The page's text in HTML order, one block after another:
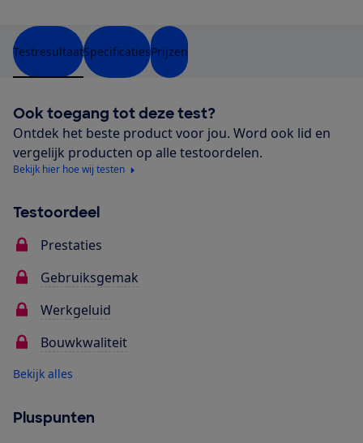
TestresultaatSpecificatiesPrijzen
Ook toegang tot deze test?
Ontdek het beste product voor jou. Word ook lid en
vergelijk producten op alle testoordelen.
Bekijk hier hoe wij testen
Testoordeel
Prestaties
Gebruiksgemak
Werkgeluid
Bouwkwaliteit
Bekijk alles
Pluspunten